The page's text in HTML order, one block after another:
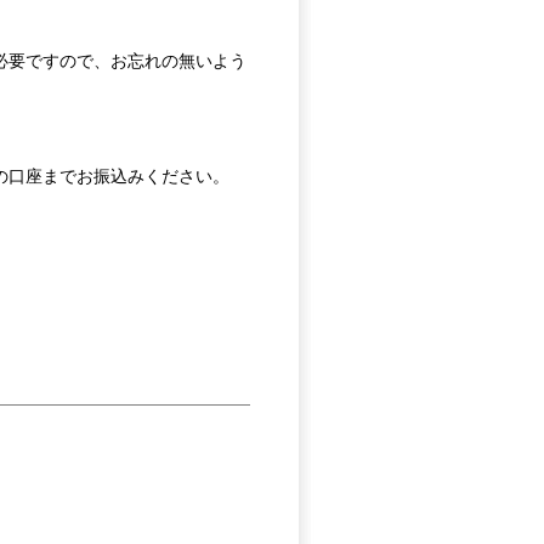
要ですので、お忘れの無いよう
座までお振込みください。